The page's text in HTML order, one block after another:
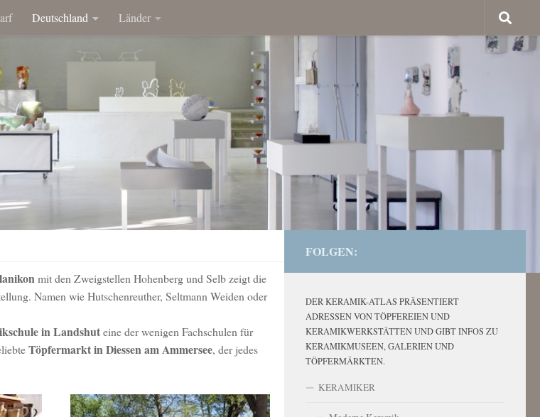
Deutschland Länder
mit den Zweigstellen Hohenberg und Selb zeigt die
Namen wie Hutschenreuther, Seltmann Weiden oder
in Landshuteine der wenigen Fachschulen für
Töpfermarkt in Diessen am Ammersee, der jedes
FOLGEN:
DER KERAMIK-ATLAS PRÄSENTIERT
ADRESSEN VON TÖPFEREIEN UND
KERAMIKWERKSTÄTTEN UND GIBT INFOS ZU
KERAMIKMUSEEN, GALERIEN UND
TÖPFERMÄRKTEN.
KERAMIKER